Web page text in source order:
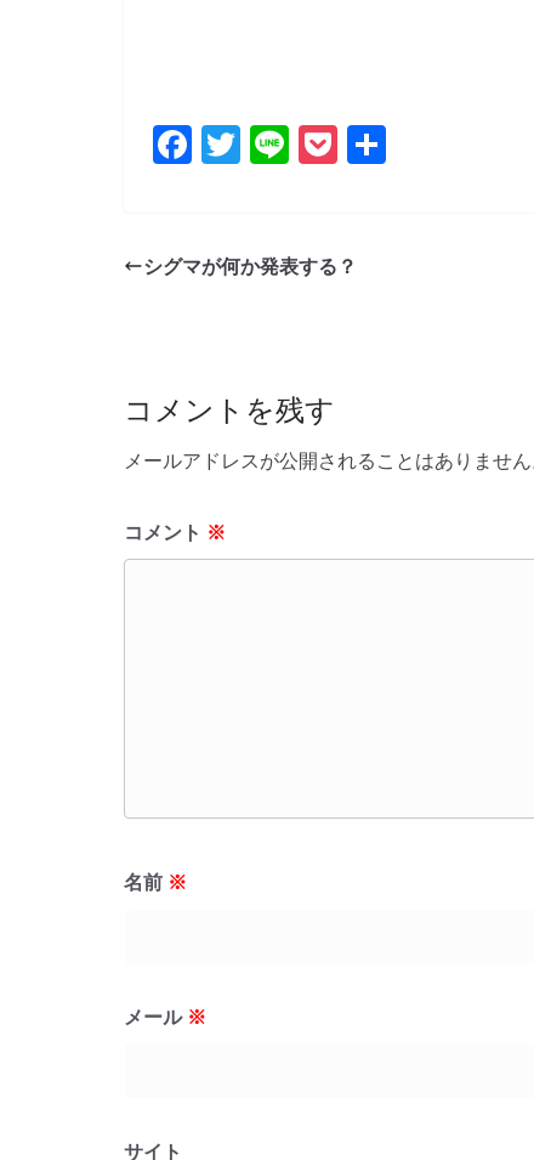
F
e
k
T
er
Li P
et
シグマが何か発表する？
コメントを残す
メールアドレスが公開されることはありません
コメント ※
名前 ※
メール ※
サイト